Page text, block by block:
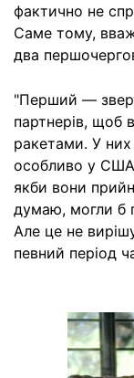
фактично не
Саме тому,
два
"Перший —
партнерів, щоб
ракетами. У
особливо у США
якби вони
думаю, могли б
Але це не
певний період